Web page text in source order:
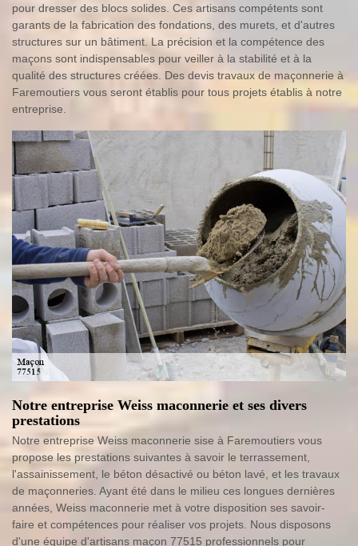
pour dresser des blocs solides. Ces artisans compétents sont
garants de la fabrication des fondations, des murets, et d'autres
structures sur un bâtiment. La précision et la compétence des
maçons sont indispensables pour veiller à la stabilité et à la
qualité des structures créées. Des devis travaux de maçonnerie à
Faremoutiers vous seront établis pour tous projets établis à notre
entreprise.
Notre entreprise Weiss maconnerie et ses divers
prestations
Notre entreprise Weiss maconnerie sise à Faremoutiers vous
propose les prestations suivantes à savoir le terrassement,
l'assainissement, le béton désactivé ou béton lavé, et les travaux
de maçonneries. Ayant été dans le milieu ces longues dernières
années, Weiss maconnerie met à votre disposition ses savoir-
faire et compétences pour réaliser vos projets. Nous disposons
d'une équipe d'artisans maçon 77515 professionnels pour